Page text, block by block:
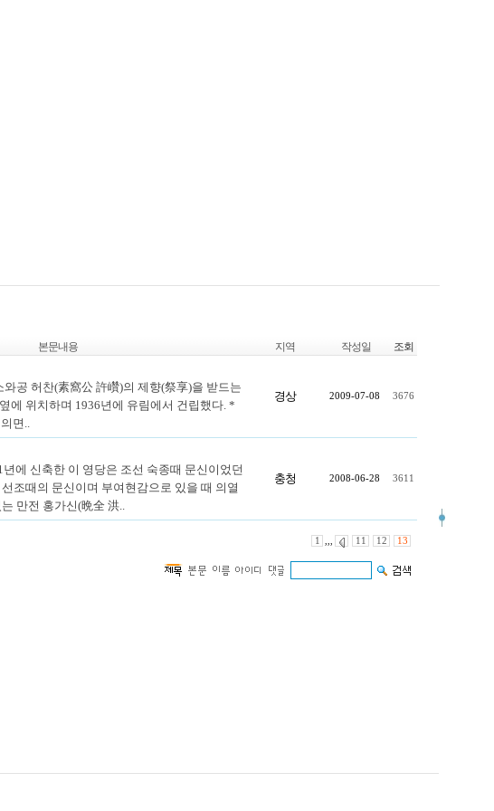
본문내용 지역 작성일 조회
공 허찬(素窩公 許巑)의 제향(祭享)을 받드는
에 위치하며 1936년에 유림에서 건립했다. *
면..
경상 2009-07-08 3676
에 신축한 이 영당은 조선 숙종때 문신이었던
조때의 문신이며 부여현감으로 있을 때 의열
만전 홍가신(晩全 洪..
충청 2008-06-28 3611
1 11 12 13